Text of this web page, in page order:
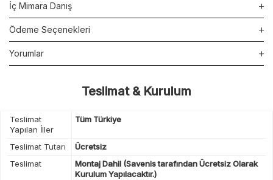
İç Mimara Danış
Ödeme Seçenekleri
Yorumlar
Teslimat & Kurulum
Teslimat
Yapılan İller
Tüm Türkiye
Teslimat Tutarı
Ücretsiz
Teslimat
Montaj Dahil (Savenis tarafından Ücretsiz Olarak
Kurulum Yapılacaktır.)